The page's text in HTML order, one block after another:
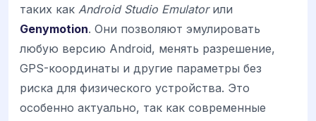
таких как Android Studio Emulatorили
Genymotion. Они позволяют эмулировать
любую версию Android, менять разрешение,
GPS-координаты и другие параметры без
риска для физического устройства. Это
особенно актуально, так как современные